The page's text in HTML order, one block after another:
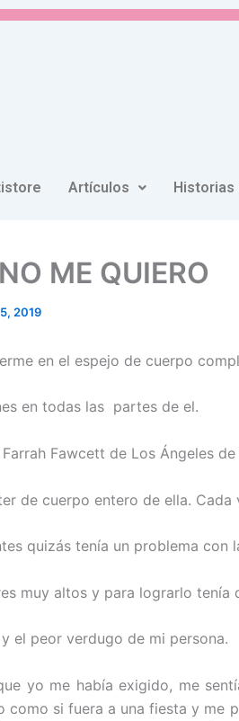
Artículos Historias
ME QUIERO
2019
en el espejo de cuerpo
en todas las partes de el.
Fawcett de Los Ángeles
de cuerpo entero de ella.
quizás tenía un problema con
muy altos y para lograrlo
el peor verdugo de mi persona.
yo me había exigido, me
como si fuera a una fiesta y me